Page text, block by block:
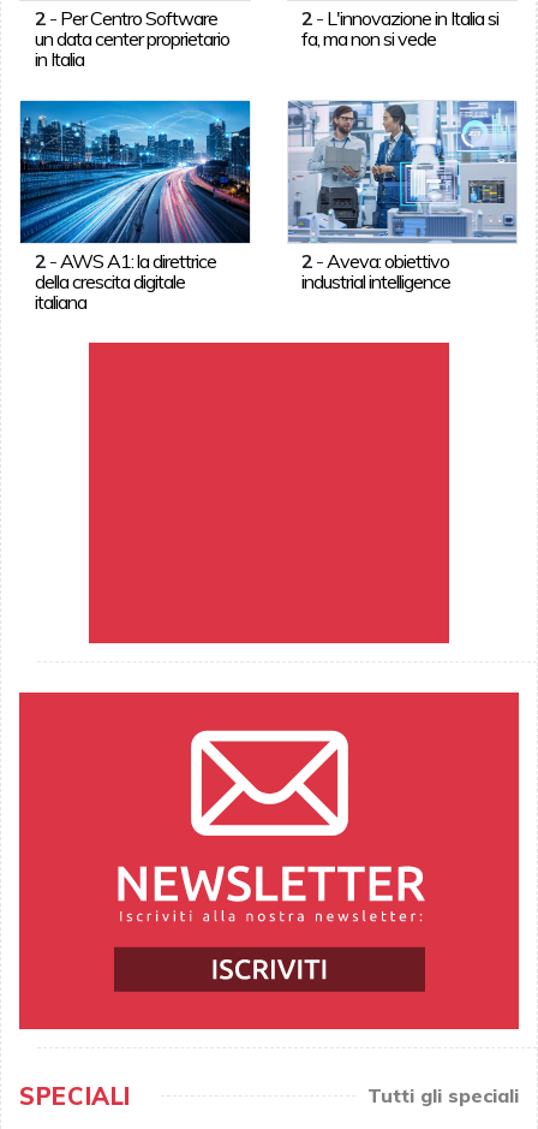
2- Per Centro Software
un data center proprietario
in Italia
2 - L'innovazione in Italia si
fa, ma non si vede
2-AWS A1: la direttrice
della crescita digitale
italiana
2 -Aveva: obiettivo
industrial intelligence
SPECIALI Tutti gli speciali